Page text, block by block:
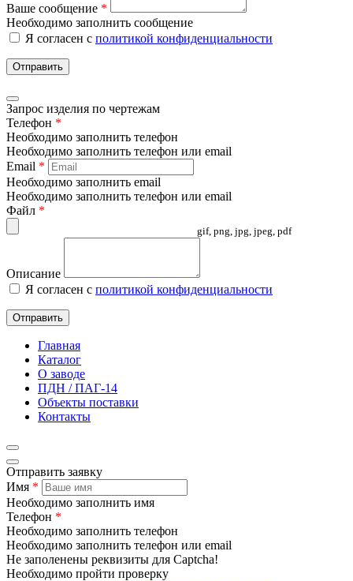
Ваше сообщение *
Необходимо заполнить сообщение
Я согласен с политикой конфиденциальности
Отправить
Запрос изделия по чертежам
Телефон *
Необходимо заполнить телефон
Необходимо заполнить телефон или email
Email *
Необходимо заполнить email
Необходимо заполнить телефон или email
Файл *
gif, png, jpg, jpeg, pdf
Описание
Я согласен с политикой конфиденциальности
Отправить
Главная
Каталог
О заводе
ПДН / ПАГ-14
Объекты поставки
Контакты
Отправить заявку
Имя *
Необходимо заполнить имя
Телефон *
Необходимо заполнить телефон
Необходимо заполнить телефон или email
Не заполенены реквизиты для Captcha!
Необходимо пройти проверку